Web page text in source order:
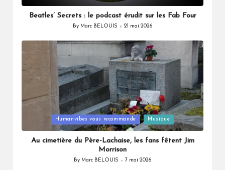
in
Beatles’ Secrets : le podcast érudit sur les Fab Four
Posted
By Marc BELOUIS 21 mai 2026
in
Humanvibes vous recommande Musique
Au cimetière du Père-Lachaise, les fans fêtent Jim
Morrison
Posted
By Marc BELOUIS 7 mai 2026